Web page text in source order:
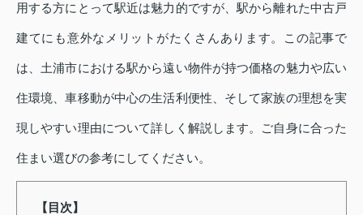
用する方にとって駅近は魅力的ですが、駅から離れた中古戸
建てにも意外なメリットがたくさんあります。この記事で
は、土浦市における駅から遠い物件が持つ価格の魅力や広い
住環境、車移動が中心の生活利便性、そして家族の理想を実
現しやすい理由について詳しく解説します。ご自身に合った
住まい選びの参考にしてください。
【目次】